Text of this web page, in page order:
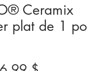
Ceramix
plat de 1 po